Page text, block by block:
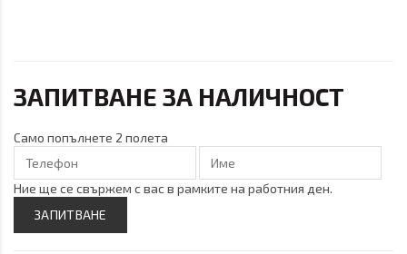
ЗАПИТВАНЕ ЗА НАЛИЧНОСТ
Само попълнете 2 полета
Ние ще се свържем с вас в рамките на работния ден.
ЗАПИТВАНЕ